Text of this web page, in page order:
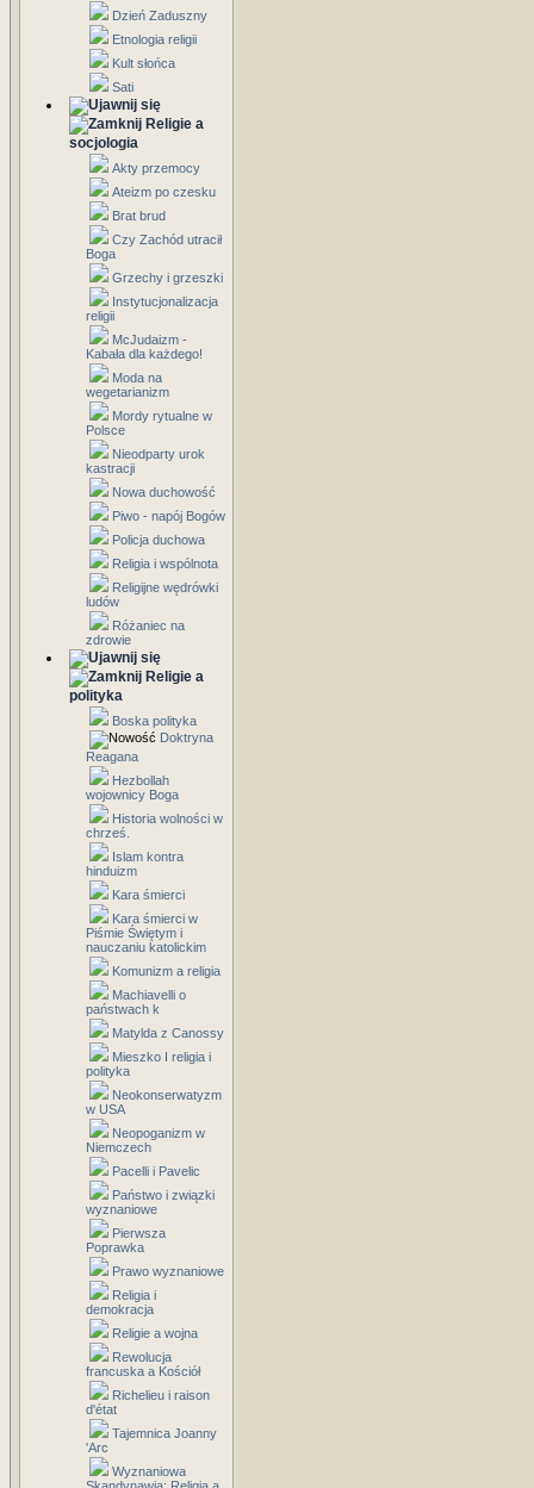
Dzień Zaduszny
Etnologia religii
Kult słońca
Sati
Religie a
socjologia
Akty przemocy
Ateizm po czesku
Brat brud
Czy Zachód utracił
Boga
Grzechy i grzeszki
Instytucjonalizacja
religii
McJudaizm -
Kabała dla każdego!
Moda na
wegetarianizm
Mordy rytualne w
Polsce
Nieodparty urok
kastracji
Nowa duchowość
Piwo - napój Bogów
Policja duchowa
Religia i wspólnota
Religijne wędrówki
ludów
Różaniec na
zdrowie
Religie a
polityka
Boska polityka
Doktryna
Reagana
Hezbollah
wojownicy Boga
Historia wolności w
chrześ.
Islam kontra
hinduizm
Kara śmierci
Kara śmierci w
Piśmie Świętym i
nauczaniu katolickim
Komunizm a religia
Machiavelli o
państwach k
Matylda z Canossy
Mieszko I religia i
polityka
Neokonserwatyzm
w USA
Neopoganizm w
Niemczech
Pacelli i Pavelic
Państwo i związki
wyznaniowe
Pierwsza
Poprawka
Prawo wyznaniowe
Religia i
demokracja
Religie a wojna
Rewolucja
francuska a Kościół
Richelieu i raison
d'état
Tajemnica Joanny
'Arc
Wyznaniowa